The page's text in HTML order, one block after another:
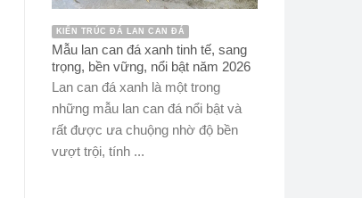
KIẾN TRÚC ĐÁ LAN CAN ĐÁ
Mẫu lan can đá xanh tinh tế, sang
trọng, bền vững, nổi bật năm 2026
Lan can đá xanh là một trong
những mẫu lan can đá nổi bật và
rất được ưa chuộng nhờ độ bền
vượt trội, tính ...